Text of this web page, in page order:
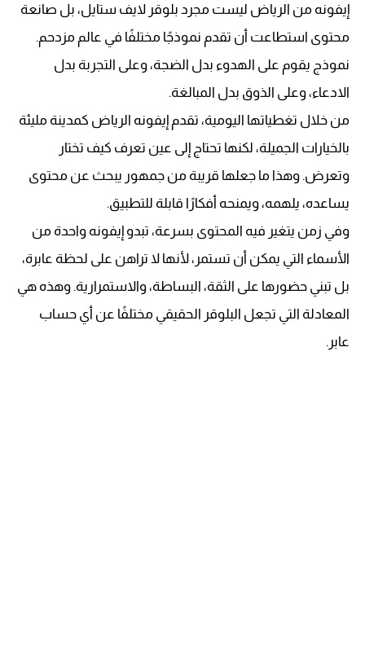
إيفونه من الرياض ليست مجرد بلوقر لايف ستايل، بل صانعة
محتوى استطاعت أن تقدم نموذجًا مختلفًا في عالم مزدحم.
نموذج يقوم على الهدوء بدل الضجة، وعلى التجربة بدل
الادعاء، وعلى الذوق بدل المبالغة.
من خلال تغطياتها اليومية، تقدم إيفونه الرياض كمدينة مليئة
بالخيارات الجميلة، لكنها تحتاج إلى عين تعرف كيف تختار
وتعرض. وهذا ما جعلها قريبة من جمهور يبحث عن محتوى
يساعده، يلهمه، ويمنحه أفكارًا قابلة للتطبيق.
وفي زمن يتغير فيه المحتوى بسرعة، تبدو إيفونه واحدة من
الأسماء التي يمكن أن تستمر، لأنها لا تراهن على لحظة عابرة،
بل تبني حضورها على الثقة، البساطة، والاستمرارية. وهذه هي
المعادلة التي تجعل البلوقر الحقيقي مختلفًا عن أي حساب
عابر.